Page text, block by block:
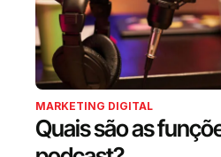
MARKETING DIGITAL
Quais são as